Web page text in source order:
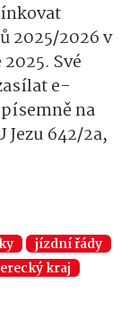
2025/2026 v
Své
e-
na
Jezu 642/2a,
jízdní řády
kraj